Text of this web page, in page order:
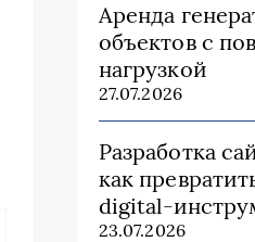
Аренда
объектов с
нагрузкой
27.07.2026
Разработка
как
digital-
23.07.2026